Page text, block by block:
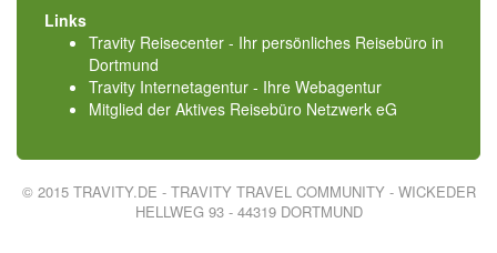
Links
Travity Reisecenter - Ihr persönliches Reisebüro in
Dortmund
Travity Internetagentur - Ihre Webagentur
Mitglied der Aktives Reisebüro Netzwerk eG
© 2015 TRAVITY.DE - TRAVITY TRAVEL COMMUNITY - WICKEDER
HELLWEG 93 - 44319 DORTMUND